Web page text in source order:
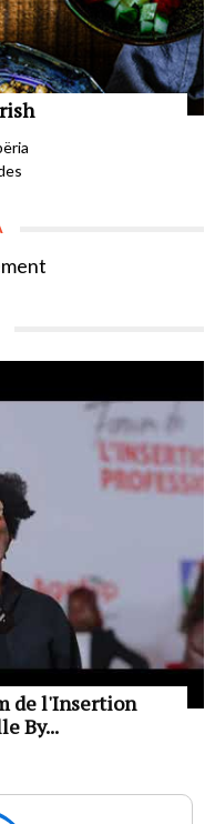
de l'Insertion
By...